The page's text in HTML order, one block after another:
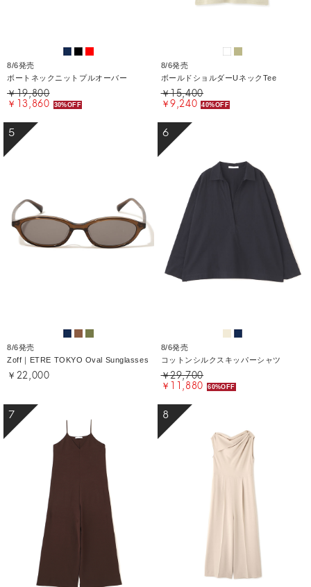
8/6発売
ボートネックニットプルオーバー
￥19,800
￥13,860 30%OFF
8/6発売
ボールドショルダーUネックTee
￥15,400
￥9,240 40%OFF
5
8/6発売
Zoff｜ETRE TOKYO Oval Sunglasses
￥22,000
6
8/6発売
コットンシルクスキッパーシャツ
￥29,700
￥11,880 60%OFF
7 8